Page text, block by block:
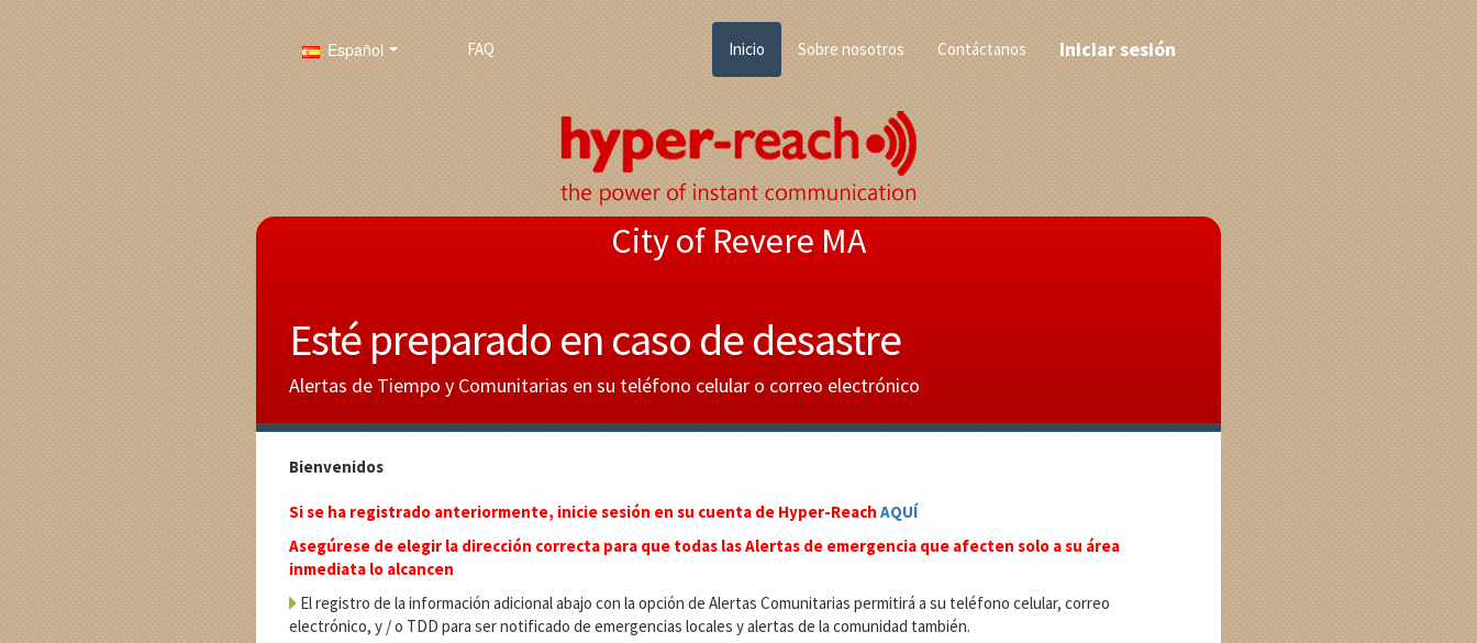
Español FAQ Inicio Sobre nosotros Contáctanos Iniciar sesión
City of Revere MA
Esté preparado en caso de desastre
Alertas de Tiempo y Comunitarias en su teléfono celular o correo electrónico
Bienvenidos
Si se ha registrado anteriormente, inicie sesión en su cuenta de Hyper-ReachAQUÍ
Asegúrese de elegir la dirección correcta para que todas las Alertas de emergencia que afecten solo a su área
inmediata lo alcancen
El registro de la información adicional abajo con la opción de Alertas Comunitarias permitirá a su teléfono celular, correo
electrónico, y / o TDD para ser notificado de emergencias locales y alertas de la comunidad también.